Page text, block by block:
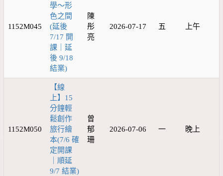
1152M045
學～形
色之間
(延後
7/17 開
課｜延
後 9/18
結業)
陳
彤
亮
2026-07-17 五 上午
1152M050
【線
上】15
分鐘輕
鬆創作
旅行繪
本(7/6 確
定開課
｜順延
9/7 結業)
曾
郁
珊
2026-07-06 一 晚上